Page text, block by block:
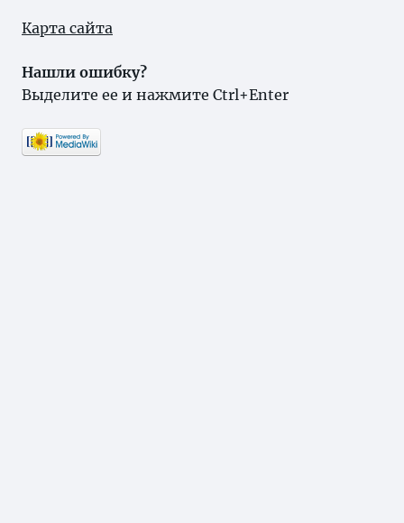
Карта сайта
Нашли ошибку?
Выделите ее и нажмите Ctrl+Enter